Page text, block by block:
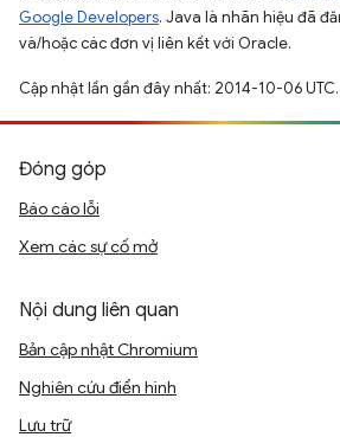
Google Developers. Java là nhãn hiệu đã
và/hoặc các đơn vị liên kết với Oracle.
Cập nhật lần gần đây nhất: 2014-10-06 UTC.
Đóng góp
Báo cáo lỗi
Xem các sự cố mở
Nội dung liên quan
Bản cập nhật Chromium
Nghiên cứu điển hình
Lưu trữ